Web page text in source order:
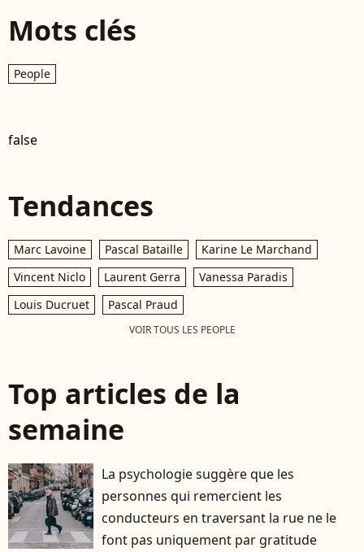
Mots clés
People
false
Tendances
Marc Lavoine Pascal Bataille
Karine Le Marchand
Vincent Niclo
Laurent Gerra
Vanessa Paradis
Louis Ducruet
Pascal Praud
VOIR TOUS LES PEOPLE
Top articles de la
semaine
La psychologie suggère que les
personnes qui remercient les
conducteurs en traversant la rue ne le
font pas uniquement par gratitude